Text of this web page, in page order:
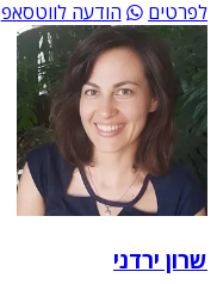
לפרטים הודעה לווטסאפ
שרון ירדני